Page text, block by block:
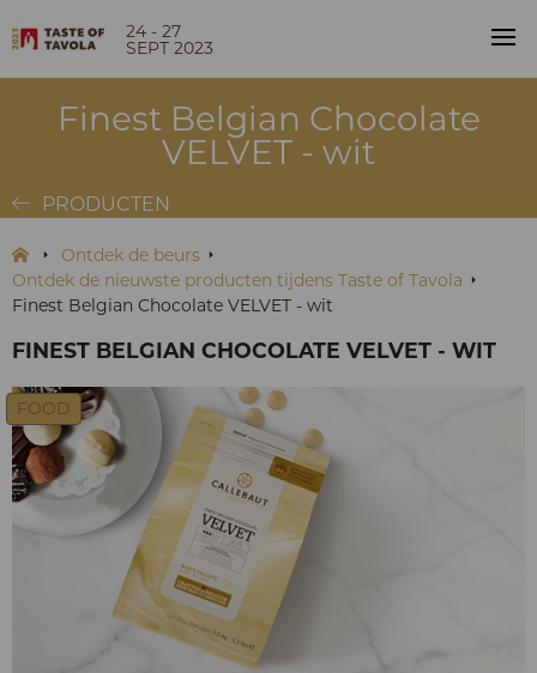
24 - 27
SEPT 2023
Finest Belgian Chocolate
VELVET - wit
PRODUCTEN
Ontdek de beurs
Ontdek de nieuwste producten tijdens Taste of Tavola
Finest Belgian Chocolate VELVET - wit
FINEST BELGIAN CHOCOLATE VELVET - WIT
FOOD